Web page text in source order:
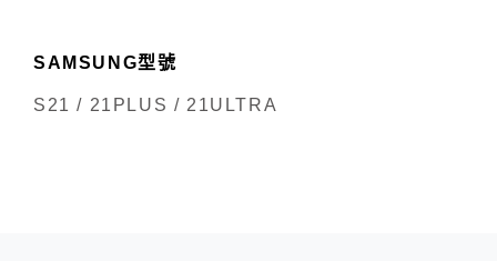
SAMSUNG型號
S21 / 21PLUS / 21ULTRA